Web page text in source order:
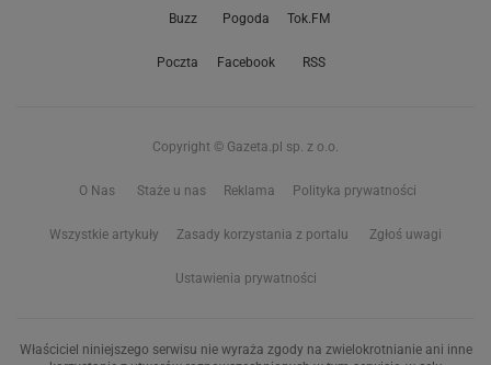
Buzz Pogoda Tok.FM
Poczta Facebook RSS
Copyright © Gazeta.pl sp. z o.o.
O Nas Staże u nas Reklama Polityka prywatności
Wszystkie artykuły Zasady korzystania z portalu Zgłoś uwagi
Ustawienia prywatności
Właściciel niniejszego serwisu nie wyraża zgody na zwielokrotnianie ani inne